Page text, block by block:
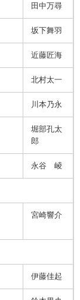
田中万尋
坂下舞羽
近藤匠海
北村太一
川本乃永
堀部孔太
郎
永谷 崚
宮崎響介
伊藤佳起